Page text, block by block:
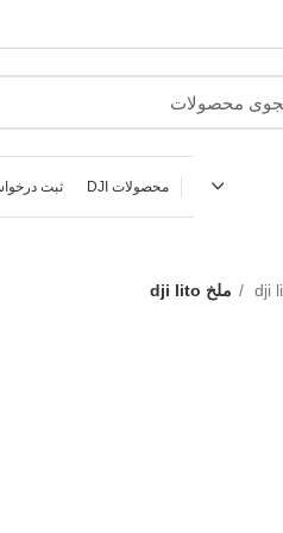
محصولات DJI ثبت
ملخ dji lito